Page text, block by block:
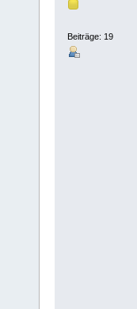
Beiträge: 19